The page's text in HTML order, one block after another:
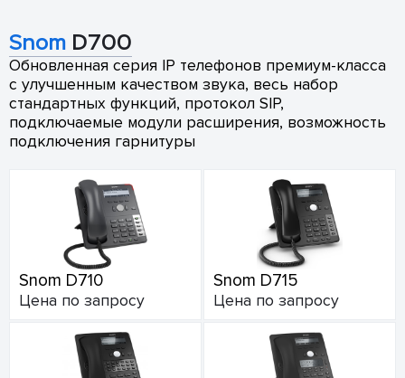
Snom D700
Обновленная серия IP телефонов премиум-класса
с улучшенным качеством звука, весь набор
стандартных функций, протокол SIP,
подключаемые модули расширения, возможность
подключения гарнитуры
Snom D710
Цена по запросу
Snom D715
Цена по запросу